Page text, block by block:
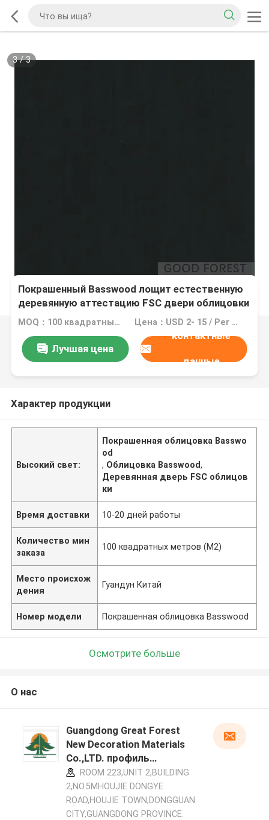
3/3
Покрашенный Basswood лощит естественную
деревянную аттестацию FSC двери облицовки
MOQ：100 квадратных метров (M2) Цена：USD 2- 15 / Per Square Meter (M2)
Лучшая цена
контактные
данные
Характер продукции
Высокий свет:
Покрашенная облицовка Basswo
od
, Облицовка Basswood,
Деревянная дверь FSC облицов
ки
Время доставки 10-20 дней работы
Количество мин
заказа
100 квадратных метров (M2)
Место происхож
дения
Гуандун Китай
Номер модели Покрашенная облицовка Basswood
Осмотрите больше
О нас
Guangdong Great Forest
New Decoration Materials
Co.,LTD. профиль
производителя
ROOM 223,UNIT 2,BUILDING
2,NO.5MHOUJIE DONGYE
ROAD,HOUJIE TOWN,DONGGUAN
CITY,GUANGDONG PROVINCE.